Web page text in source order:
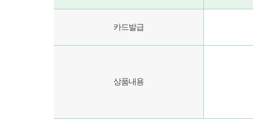
카드발급
상품내용